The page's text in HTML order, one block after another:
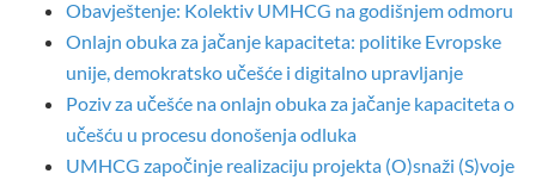
Obavještenje: Kolektiv UMHCG na godišnjem odmoru
Onlajn obuka za jačanje kapaciteta: politike Evropske
unije, demokratsko učešće i digitalno upravljanje
Poziv za učešće na onlajn obuka za jačanje kapaciteta o
učešću u procesu donošenja odluka
UMHCG započinje realizaciju projekta (O)snaži (S)voje